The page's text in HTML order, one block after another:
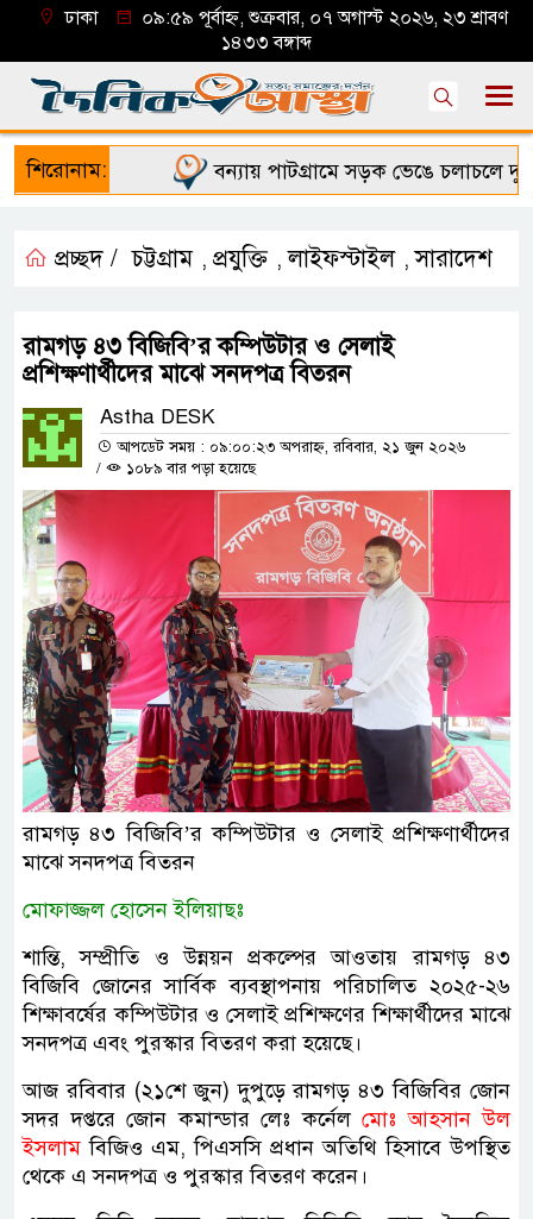
ঢাকা
০৯:৫৯ পূর্বাহ্ন, শুক্রবার, ০৭ অগাস্ট ২০২৬, ২৩ শ্রাবণ
১৪৩৩ বঙ্গাব্দ
শিরোনাম: বন্যায় পাটগ্রামে সড়ক ভেঙে চলাচলে
প্রচ্ছদ / চট্টগ্রাম , প্রযুক্তি ,লাইফস্টাইল ,সারাদেশ
রামগড় ৪৩ বিজিবি’র কম্পিউটার ও সেলাই
প্রশিক্ষণার্থীদের মাঝে সনদপত্র বিতরন
Astha DESK
আপডেট সময় : ০৯:০০:২৩ অপরাহ্ন, রবিবার, ২১ জুন ২০২৬
/
১০৮৯ বার পড়া হয়েছে
রামগড় ৪৩ বিজিবি’র কম্পিউটার ও সেলাই প্রশিক্ষণার্থীদের
মাঝে সনদপত্র বিতরন
মোফাজ্জল হোসেন ইলিয়াছঃ
শান্তি, সম্প্রীতি ও উন্নয়ন প্রকল্পের আওতায় রামগড় ৪৩
বিজিবি জোনের সার্বিক ব্যবস্থাপনায় পরিচালিত ২০২৫-২৬
শিক্ষাবর্ষের কম্পিউটার ও সেলাই প্রশিক্ষণের শিক্ষার্থীদের মাঝে
সনদপত্র এবং পুরস্কার বিতরণ করা হয়েছে।
আজ রবিবার (২১শে জুন) দুপুড়ে রামগড় ৪৩ বিজিবির জোন
সদর দপ্তরে জোন কমান্ডার লেঃ কর্নেল মোঃ আহসান উল
ইসলাম বিজিও এম, পিএসসি প্রধান অতিথি হিসাবে উপস্থিত
থেকে এ সনদপত্র ও পুরস্কার বিতরণ করেন।